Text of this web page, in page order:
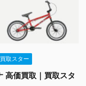
取スター
高価買取｜買取スタ